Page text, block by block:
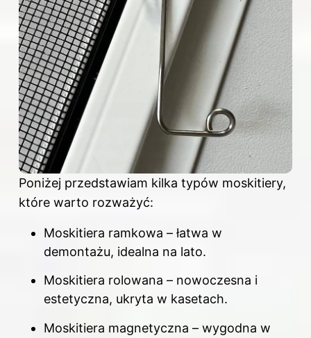
Poniżej przedstawiam kilka typów moskitiery,
które warto rozważyć:
Moskitiera ramkowa – łatwa w
demontażu, idealna na lato.
Moskitiera rolowana – nowoczesna i
estetyczna, ukryta w kasetach.
Moskitiera magnetyczna – wygodna w